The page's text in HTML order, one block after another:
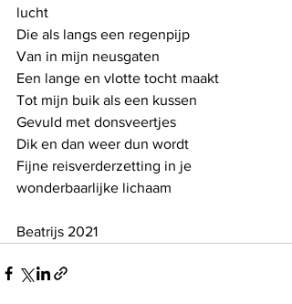
lucht
Die als langs een regenpijp
Van in mijn neusgaten
Een lange en vlotte tocht maakt
Tot mijn buik als een kussen
Gevuld met donsveertjes
Dik en dan weer dun wordt
Fijne reisverderzetting in je
wonderbaarlijke lichaam
Beatrijs 2021